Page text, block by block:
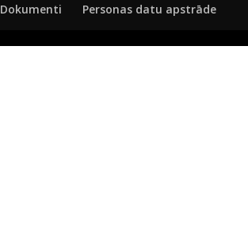
Dokumenti Personas datu apstrāde